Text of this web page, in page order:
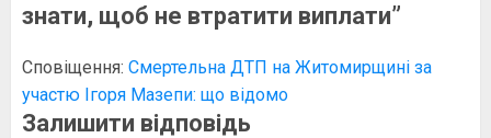
знати, щоб не втратити виплати”
Сповіщення: Смертельна ДТП на Житомирщині за
участю Ігоря Мазепи: що відомо
Залишити відповідь